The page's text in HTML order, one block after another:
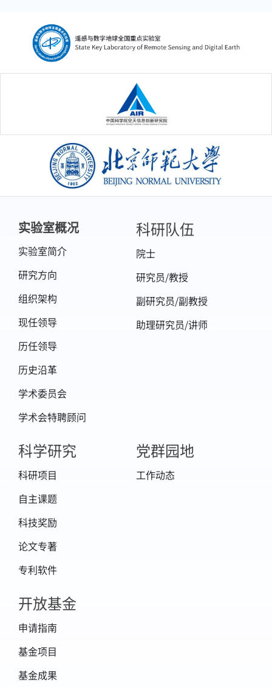
中国科学院空天信息创新研究院
北京师范大学
实验室概况
实验室简介
研究方向
组织架构
现任领导
历任领导
历史沿革
学术委员会
学术会特聘顾问
科研队伍
院士
研究员/教授
副研究员/副教授
助理研究员/讲师
科学研究
科研项目
自主课题
科技奖励
论文专著
专利软件
党群园地
工作动态
开放基金
申请指南
基金项目
基金成果